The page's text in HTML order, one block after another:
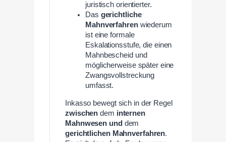
juristisch orientierter.
Das gerichtliche
Mahnverfahrenwiederum
ist eine formale
Eskalationsstufe, die einen
Mahnbescheid und
möglicherweise später eine
Zwangsvollstreckung
umfasst.
Inkasso bewegt sich in der Regel
zwischendem internen
Mahnwesen und dem
gerichtlichen Mahnverfahren.